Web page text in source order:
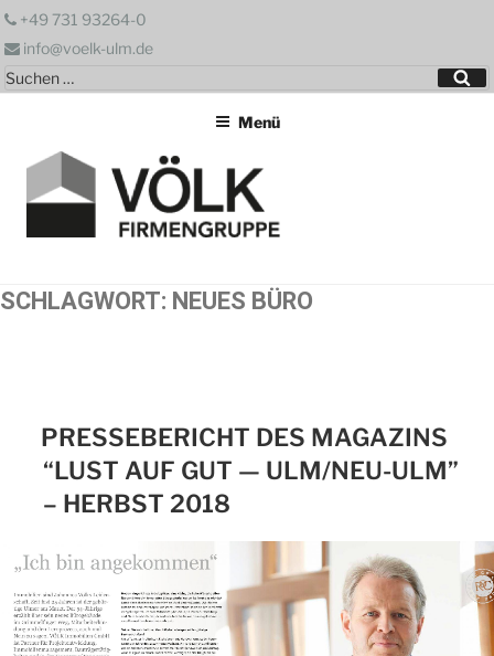
Zum
springen
+49 731 93264-0
info@voelk-ulm.de
Suchen
nach:
Menü
SCHLAGWORT: NEUES BÜRO
PRESSEBERICHT DES MAGAZINS
“LUST AUF GUT — ULM/NEU-ULM”
– HERBST 2018